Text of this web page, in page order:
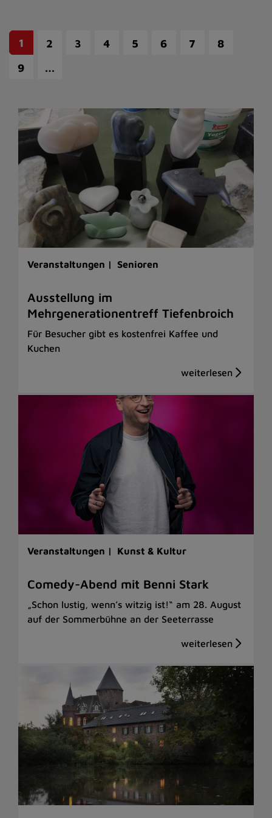
1 2 3 4 5 6 7
8
9
…
Veranstaltungen | Senioren
Ausstellung im
Mehrgenerationentreff Tiefenbroich
Für Besucher gibt es kostenfrei Kaffee und
Kuchen
Veranstaltungen | Kunst & Kultur
Comedy-Abend mit Benni Stark
„Schon lustig, wenn’s witzig ist!“ am 28. August
auf der Sommerbühne an der Seeterrasse